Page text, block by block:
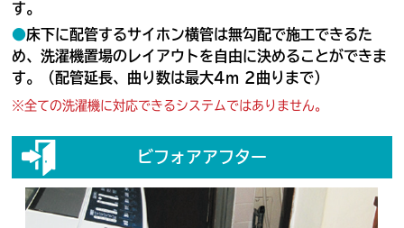
す。
●床下に配管するサイホン横管は無勾配で施工できるた
め、洗濯機置場のレイアウトを自由に決めることができま
す。（配管延長、曲り数は最大4m 2曲りまで）
※全ての洗濯機に対応できるシステムではありません。
ビフォアアフター